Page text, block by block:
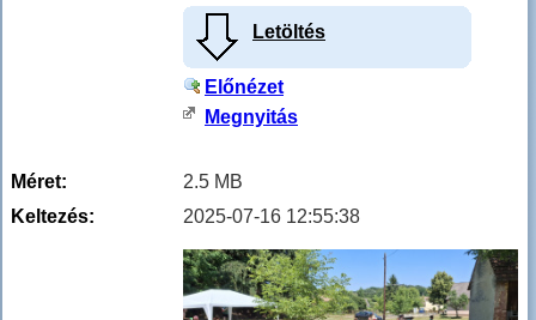
Letöltés
Előnézet
Megnyitás
Méret:
2.5 MB
Keltezés:
2025-07-16 12:55:38